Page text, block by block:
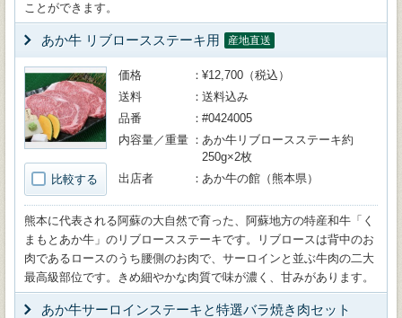
ことができます。
あか牛 リブロースステーキ用 産地直送
比較する
価格
¥12,700（税込）
送料
送料込み
品番
#0424005
内容量／重量
あか牛リブロースステーキ約
250g×2枚
出店者
あか牛の館（熊本県）
熊本に代表される阿蘇の大自然で育った、阿蘇地方の特産和牛「く
まもとあか牛」のリブロースステーキです。リブロースは背中のお
肉であるロースのうち腰側のお肉で、サーロインと並ぶ牛肉の二大
最高級部位です。きめ細やかな肉質で味が濃く、甘みがあります。
あか牛サーロインステーキと特選バラ焼き肉セット